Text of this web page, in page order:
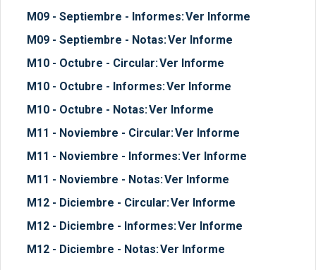
M09 - Septiembre - Informes:Ver Informe
M09 - Septiembre - Notas:Ver Informe
M10 - Octubre - Circular:Ver Informe
M10 - Octubre - Informes:Ver Informe
M10 - Octubre - Notas:Ver Informe
M11 - Noviembre - Circular:Ver Informe
M11 - Noviembre - Informes:Ver Informe
M11 - Noviembre - Notas:Ver Informe
M12 - Diciembre - Circular:Ver Informe
M12 - Diciembre - Informes:Ver Informe
M12 - Diciembre - Notas:Ver Informe